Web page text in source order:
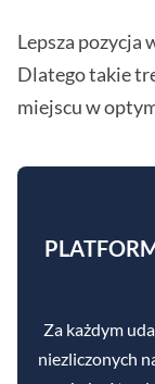
Lepsza pozycja
Dlatego takie
miejscu w
Za każdym
niezliczonych